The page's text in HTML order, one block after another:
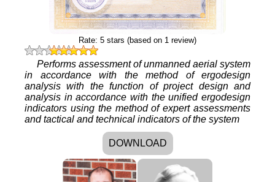
Rate: 5 stars (based on 1 review)
Performs assessment of unmanned aerial system
in accordance with the method of ergodesign
analysis with the function of project design and
analysis in accordance with the unified ergodesign
indicators using the method of expert assessments
and tactical and technical indicators of the system
DOWNLOAD